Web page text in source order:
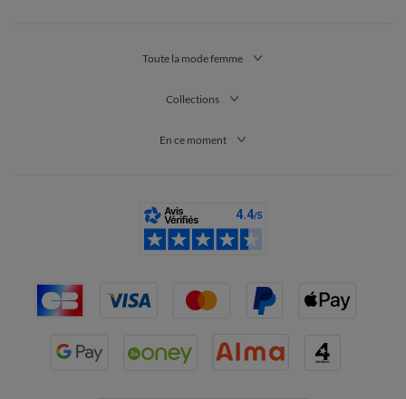
Toute la mode femme
Collections
En ce moment